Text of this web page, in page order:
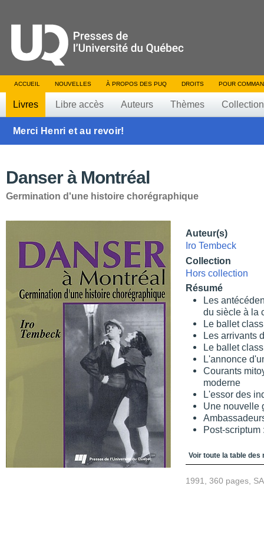
ACCUEIL NOUVELLES À PROPOS DES PUQ DROITS POUR
Livres Libre accès Auteurs Thèmes
Merci Henri et au revoir!
Danser à Montréal
Germination d'une histoire chorégraphique
Auteur(s)
Iro Tembeck
Collection
Hors collection
Résumé
Les
du siècle à la
Le ballet
Les arrivants
Le ballet
L'annonce
Courants
moderne
L'essor des
Une nouvelle
Post-
Table des
Voir toute la table des
1991, 360 pages,